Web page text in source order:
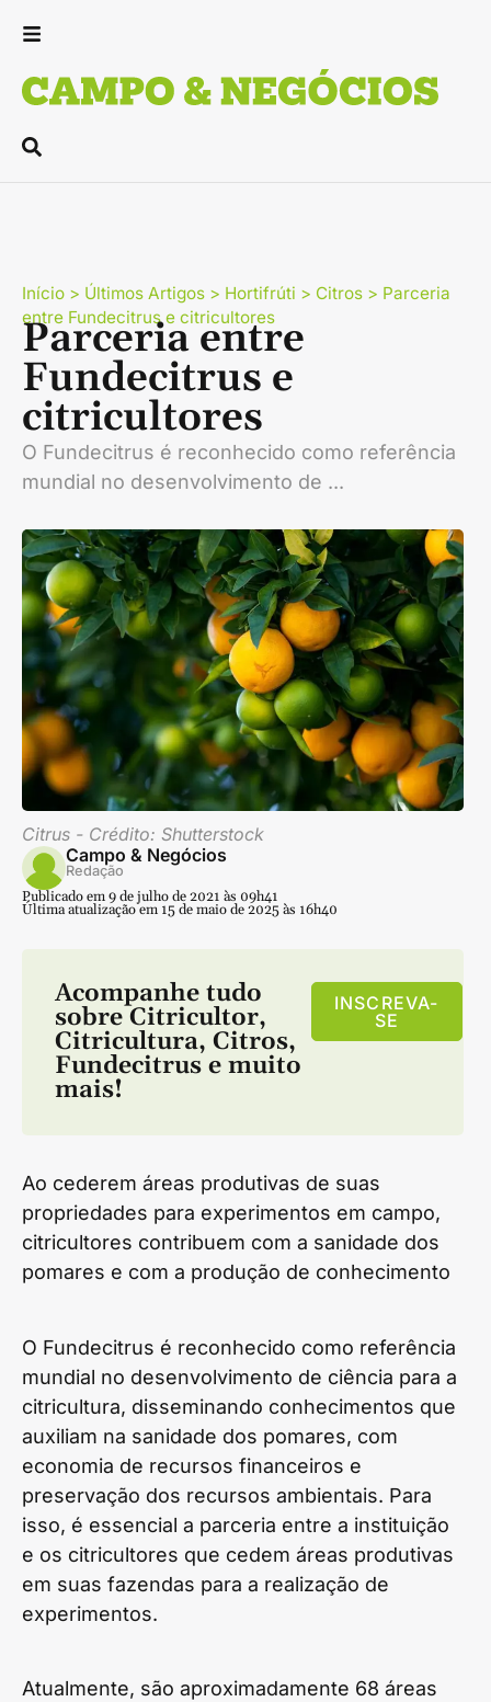
Início > Últimos Artigos > Hortifrúti > Citros > Parceria
entre Fundecitrus e citricultores
Parceria entre
Fundecitrus e
citricultores
O Fundecitrus é reconhecido como referência
mundial no desenvolvimento de ...
Citrus - Crédito: Shutterstock
Campo & Negócios
Redação
Publicado em 9 de julho de 2021 às 09h41
Última atualização em 15 de maio de 2025 às 16h40
Acompanhe tudo
sobre Citricultor,
Citricultura, Citros,
Fundecitrus e muito
mais!
INSCREVA-
SE
Ao cederem áreas produtivas de suas
propriedades para experimentos em campo,
citricultores contribuem com a sanidade dos
pomares e com a produção de conhecimento
O Fundecitrus é reconhecido como referência
mundial no desenvolvimento de ciência para a
citricultura, disseminando conhecimentos que
auxiliam na sanidade dos pomares, com
economia de recursos financeiros e
preservação dos recursos ambientais. Para
isso, é essencial a parceria entre a instituição
e os citricultores que cedem áreas produtivas
em suas fazendas para a realização de
experimentos.
Atualmente, são aproximadamente 68 áreas